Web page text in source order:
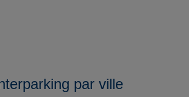
par ville